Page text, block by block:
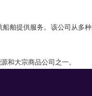
舶提供服务。该公司从多
和大宗商品公司之一。